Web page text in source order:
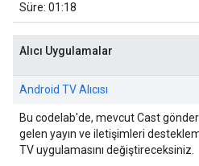
Süre: 01:18
Alıcı Uygulamalar
Android TV Alıcısı
Bu codelab'de, mevcut Cast
gelen yayın ve iletişimleri
TV uygulamasını değiştireceksiniz.